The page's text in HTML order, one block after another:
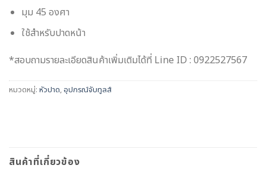
มุม 45 องศา
ใช้สำหรับปาดหน้า
*สอบถามรายละเอียดสินค้าเพิ่มเติมได้ที่ Line ID : 0922527567
หมวดหมู่: หัวปาด,อุปกรณ์จับทูลส์
สินค้าที่เกี่ยวข้อง